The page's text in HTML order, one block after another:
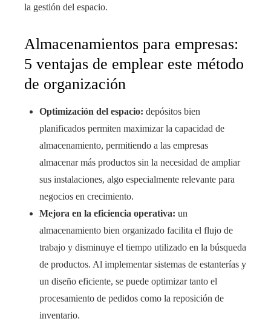
la gestión del espacio.
Almacenamientos para empresas:
5 ventajas de emplear este método
de organización
Optimización del espacio: depósitos bien
planificados permiten maximizar la capacidad de
almacenamiento, permitiendo a las empresas
almacenar más productos sin la necesidad de ampliar
sus instalaciones, algo especialmente relevante para
negocios en crecimiento.
Mejora en la eficiencia operativa: un
almacenamiento bien organizado facilita el flujo de
trabajo y disminuye el tiempo utilizado en la búsqueda
de productos. Al implementar sistemas de estanterías y
un diseño eficiente, se puede optimizar tanto el
procesamiento de pedidos como la reposición de
inventario.